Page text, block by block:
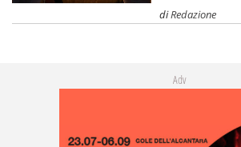
diRedazione
Adv